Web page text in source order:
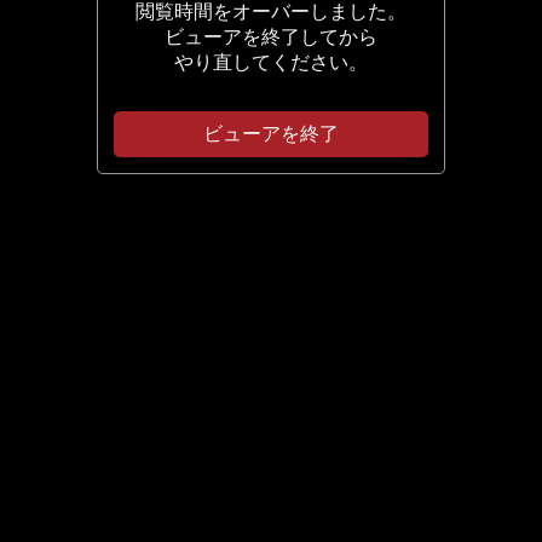
閲覧時間をオーバーしました。
ビューアを終了してから
やり直してください。
ビューアを終了